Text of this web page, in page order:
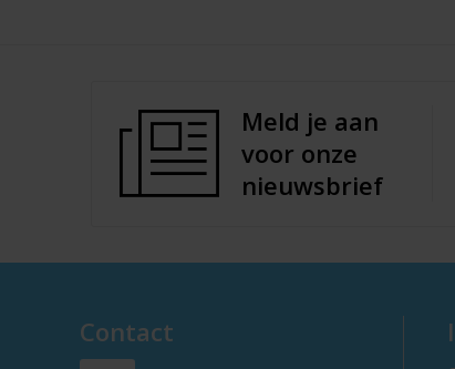
Meld je aan
voor onze
nieuwsbrief
Contact